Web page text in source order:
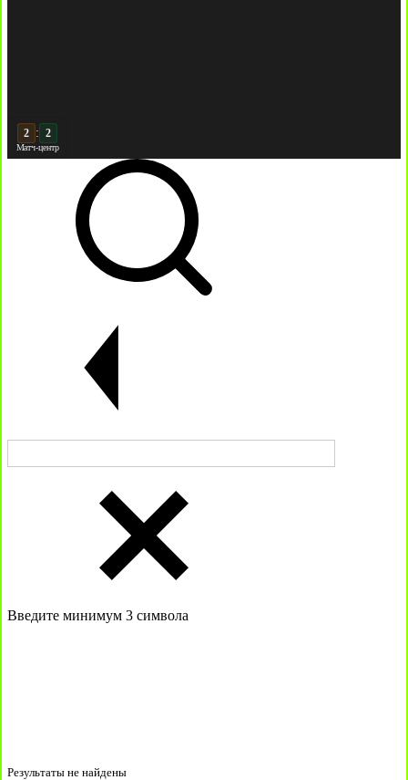
3 :
Матч-центр
Введите минимум 3 символа
Результаты не найдены